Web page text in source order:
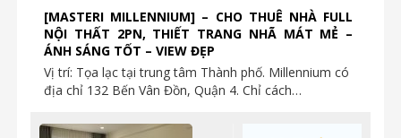
[MASTERI MILLENNIUM] – CHO THUÊ NHÀ FULL
NỘI THẤT 2PN, THIẾT TRANG NHÃ MÁT MẺ –
ÁNH SÁNG TỐT – VIEW ĐẸP
Vị trí: Tọa lạc tại trung tâm Thành phố. Millennium có
địa chỉ 132 Bến Vân Đồn, Quận 4. Chỉ cách…